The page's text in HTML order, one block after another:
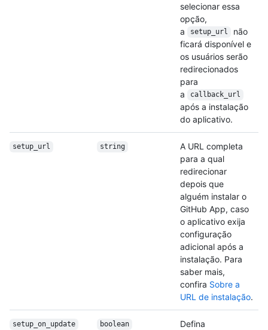
selecionar essa
opção,
a
setup_url
não
ficará disponível e
os usuários serão
redirecionados
para
a
callback_url
após a instalação
do aplicativo.
setup_url string
A URL completa
para a qual
redirecionar
depois que
alguém instalar o
GitHub App, caso
o aplicativo exija
configuração
adicional após a
instalação. Para
saber mais,
confira Sobre a
URL de instalação.
setup_on_update boolean
Defina